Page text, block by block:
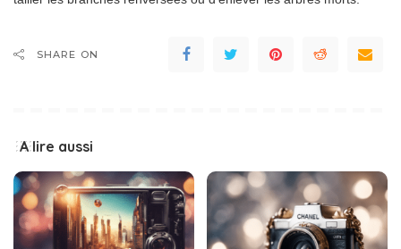
SHARE ON
A lire aussi